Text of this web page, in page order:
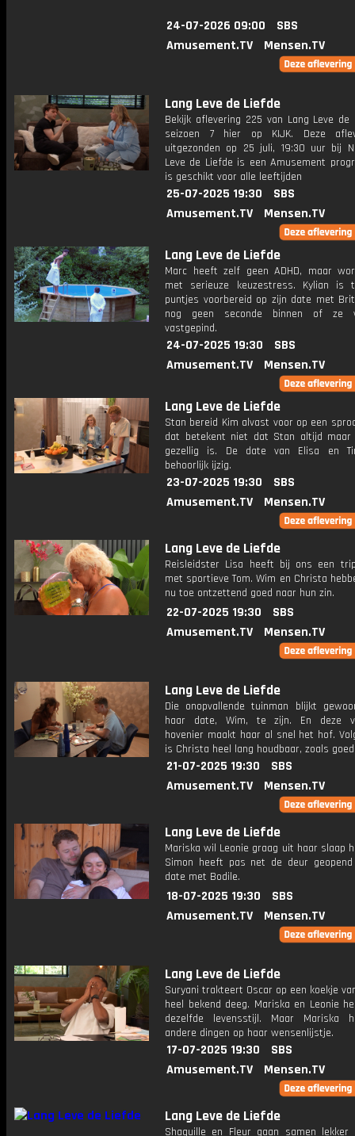
24-07-2026 09:00
SBS
Amusement.TV
Mensen.TV
Lang Leve de Liefde
Bekijk aflevering 225 van Lang Leve
seizoen 7 hier op KIJK. Deze
uitgezonden op 25 juli, 19:30 uur bij
Leve de Liefde is een Amusement
is geschikt voor alle leeftijden
25-07-2025 19:30
SBS
Amusement.TV
Mensen.TV
Lang Leve de Liefde
Marc heeft zelf geen ADHD, maar
met serieuze keuzestress. Kylian
puntjes voorbereid op zijn date met
nog geen seconde binnen of ze
vastgepind.
24-07-2025 19:30
SBS
Amusement.TV
Mensen.TV
Lang Leve de Liefde
Stan bereid Kim alvast voor op een
dat betekent niet dat Stan altijd maar
gezellig is. De date van Elisa en
behoorlijk ijzig.
23-07-2025 19:30
SBS
Amusement.TV
Mensen.TV
Lang Leve de Liefde
Reisleidster Lisa heeft bij ons een
met sportieve Tom. Wim en Christa
nu toe ontzettend goed naar hun zin.
22-07-2025 19:30
SBS
Amusement.TV
Mensen.TV
Lang Leve de Liefde
Die onopvallende tuinman blijkt
haar date, Wim, te zijn. En deze
hovenier maakt haar al snel het hof.
is Christa heel lang houdbaar, zoals
21-07-2025 19:30
SBS
Amusement.TV
Mensen.TV
Lang Leve de Liefde
Mariska wil Leonie graag uit haar slaap
Simon heeft pas net de deur
date met Bodile.
18-07-2025 19:30
SBS
Amusement.TV
Mensen.TV
Lang Leve de Liefde
Suryani trakteert Oscar op een koekje
heel bekend deeg. Mariska en Leonie
dezelfde levensstijl. Maar Mariska
andere dingen op haar wensenlijstje.
17-07-2025 19:30
SBS
Amusement.TV
Mensen.TV
Lang Leve de Liefde
Shaquille en Fleur gaan samen lekker